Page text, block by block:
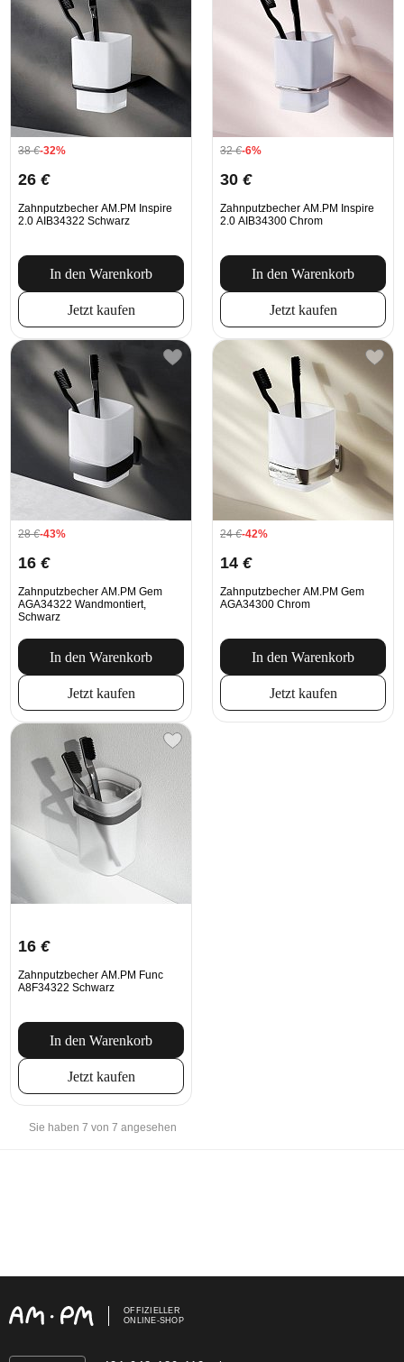
38€-32%
26 €
Zahnputzbecher AM.PM Inspire
2.0 AIB34322 Schwarz
In den Warenkorb
Jetzt kaufen
32€-6%
30 €
Zahnputzbecher AM.PM Inspire
2.0 AIB34300 Chrom
In den Warenkorb
Jetzt kaufen
28€-43%
16 €
Zahnputzbecher AM.PM Gem
AGA34322 Wandmontiert,
Schwarz
In den Warenkorb
Jetzt kaufen
24€-42%
14 €
Zahnputzbecher AM.PM Gem
AGA34300 Chrom
In den Warenkorb
Jetzt kaufen
16 €
Zahnputzbecher AM.PM Func
A8F34322 Schwarz
In den Warenkorb
Jetzt kaufen
Sie haben 7 von 7 angesehen
OFFIZIELLER
ONLINE-SHOP